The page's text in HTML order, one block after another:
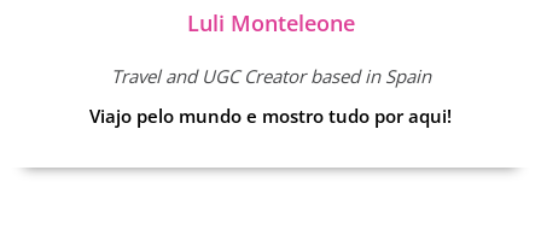
Luli Monteleone
Travel and UGC Creator based in Spain
Viajo pelo mundo e mostro tudo por aqui!